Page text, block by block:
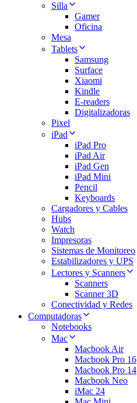
Silla
Gamer
Oficina
Mesa
Tablets
Samsung
Surface
Xiaomi
Kindle
E-readers
Digitalizadoras
Pixel
iPad
iPad Pro
iPad Air
iPad Gen
iPad Mini
Pencil
Keyboards
Cargadores y Cables
Hubs
Watch
Impresoras
Sistemas de Monitoreo
Estabilizadores y UPS
Lectores y Scanners
Scanners
Scanner 3D
Conectividad y Redes
Computadoras
Notebooks
Mac
Macbook Air
Macbook Pro 16
Macbook Pro 14
Macbook Neo
iMac 24